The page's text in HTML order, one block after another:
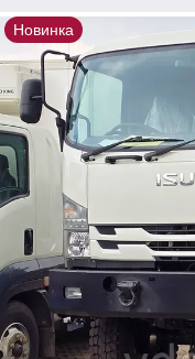
Новинка